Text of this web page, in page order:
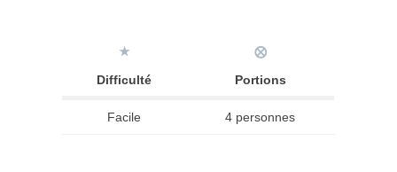
★
Difficulté
⨂
Portions
Facile 4 personnes